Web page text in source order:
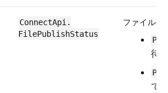
ConnectApi.​
FilePublishStatus
ファイルの
待
で